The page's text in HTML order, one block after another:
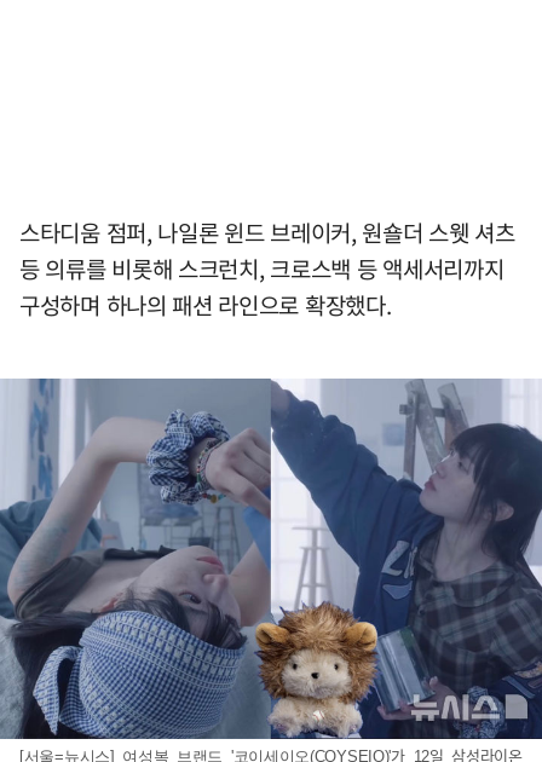
스타디움 점퍼, 나일론 윈드 브레이커, 원숄더 스웻 셔츠
등 의류를 비롯해 스크런치, 크로스백 등 액세서리까지
구성하며 하나의 패션 라인으로 확장했다.
[서울=뉴시스] 여성복 브랜드 '코이세이오(COYSEIO)'가 12일 삼성라이온